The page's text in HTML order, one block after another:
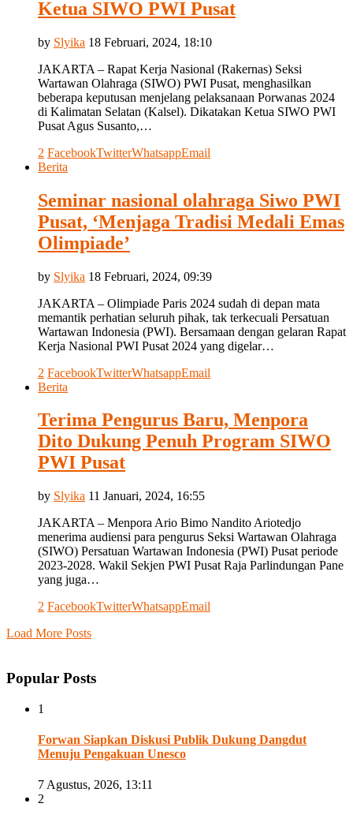
Ketua SIWO PWI Pusat
by Slyika 18 Februari, 2024, 18:10
JAKARTA – Rapat Kerja Nasional (Rakernas) Seksi
Wartawan Olahraga (SIWO) PWI Pusat, menghasilkan
beberapa keputusan menjelang pelaksanaan Porwanas 2024
di Kalimatan Selatan (Kalsel). Dikatakan Ketua SIWO PWI
Pusat Agus Susanto,…
2 FacebookTwitterWhatsappEmail
Berita
Seminar nasional olahraga Siwo PWI
Pusat, ‘Menjaga Tradisi Medali Emas
Olimpiade’
by Slyika 18 Februari, 2024, 09:39
JAKARTA – Olimpiade Paris 2024 sudah di depan mata
memantik perhatian seluruh pihak, tak terkecuali Persatuan
Wartawan Indonesia (PWI). Bersamaan dengan gelaran Rapat
Kerja Nasional PWI Pusat 2024 yang digelar…
2 FacebookTwitterWhatsappEmail
Berita
Terima Pengurus Baru, Menpora
Dito Dukung Penuh Program SIWO
PWI Pusat
by Slyika 11 Januari, 2024, 16:55
JAKARTA – Menpora Ario Bimo Nandito Ariotedjo
menerima audiensi para pengurus Seksi Wartawan Olahraga
(SIWO) Persatuan Wartawan Indonesia (PWI) Pusat periode
2023-2028. Wakil Sekjen PWI Pusat Raja Parlindungan Pane
yang juga…
2 FacebookTwitterWhatsappEmail
Load More Posts
Popular Posts
1
Forwan Siapkan Diskusi Publik Dukung Dangdut
Menuju Pengakuan Unesco
7 Agustus, 2026, 13:11
2